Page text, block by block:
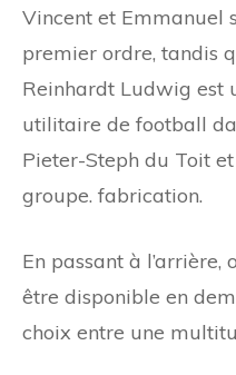
Vincent et Emmanuel
premier ordre, tandis
Reinhardt Ludwig est
utilitaire de football
Pieter-Steph du Toit
groupe. fabrication.
En passant à l’arrière,
être disponible en
choix entre une